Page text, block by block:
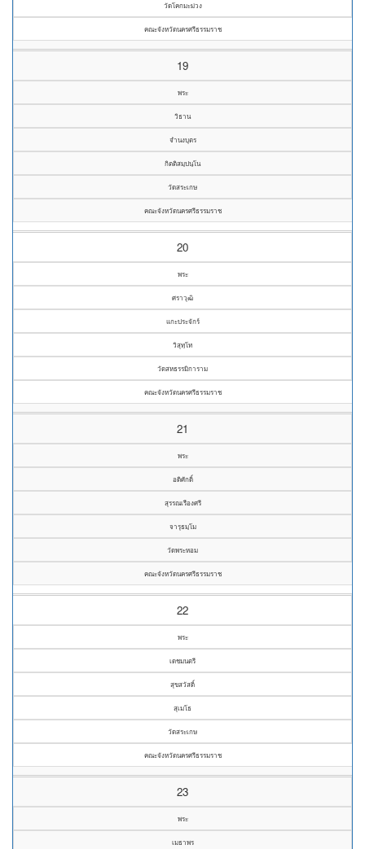
วัดโคกมะม่วง
คณะจังหวัดนครศรีธรรมราช
19
พระ
วิธาน
จำนงบุตร
กิตติสมฺปนฺโน
วัดสระเกษ
คณะจังหวัดนครศรีธรรมราช
20
พระ
ศราวุฒิ
แกะประจักร์
วิสุทฺโท
วัดสหธรรมิการาม
คณะจังหวัดนครศรีธรรมราช
21
พระ
อดิศักดิ์
สุรรณเรืองศรี
จารุธมฺโม
วัดพระหอม
คณะจังหวัดนครศรีธรรมราช
22
พระ
เดชมนตรี
สุขสวัสดิ์
สุเมโธ
วัดสระเกษ
คณะจังหวัดนครศรีธรรมราช
23
พระ
เมธาพร